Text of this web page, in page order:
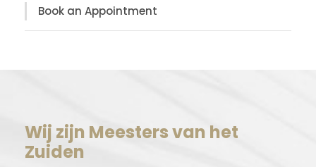
Book an Appointment
Wij zijn Meesters van het
Zuiden